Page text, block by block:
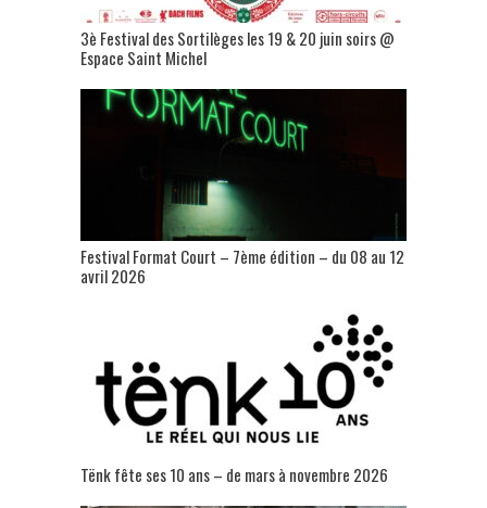
3è Festival des Sortilèges les 19 & 20 juin soirs @
Espace Saint Michel
Festival Format Court – 7ème édition – du 08 au 12
avril 2026
Tënk fête ses 10 ans – de mars à novembre 2026